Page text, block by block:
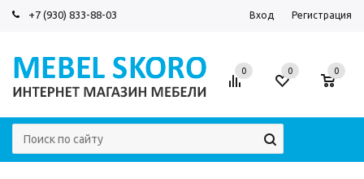
+7 (930) 833-88-03 Вход Регистрация
0 0 0